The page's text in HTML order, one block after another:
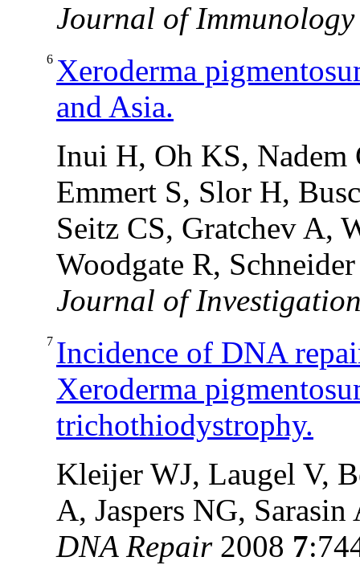
Journal of Immunology
6 Xeroderma
and Asia.
Inui H, Oh KS, Nadem
Emmert S, Slor H,
Seitz CS, Gratchev A,
Woodgate R,
Journal of
7 Incidence of DNA
Xeroderma
trichothiodystrophy.
Kleijer WJ, Laugel V,
A, Jaspers NG,
DNA Repair2008 7